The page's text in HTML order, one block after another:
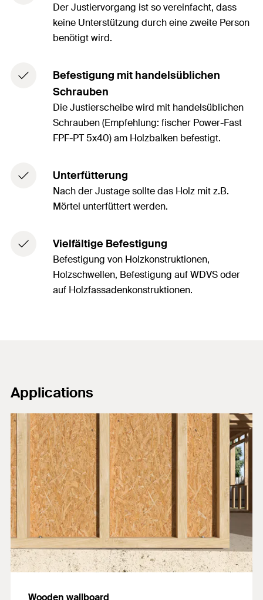
Der Justiervorgang ist so vereinfacht, dass
keine Unterstützung durch eine zweite Person
benötigt wird.
Befestigung mit handelsüblichen
Schrauben
Die Justierscheibe wird mit handelsüblichen
Schrauben (Empfehlung: fischer Power-Fast
FPF-PT 5x40) am Holzbalken befestigt.
Unterfütterung
Nach der Justage sollte das Holz mit z.B.
Mörtel unterfüttert werden.
Vielfältige Befestigung
Befestigung von Holzkonstruktionen,
Holzschwellen, Befestigung auf WDVS oder
auf Holzfassadenkonstruktionen.
Applications
Wooden wallboard